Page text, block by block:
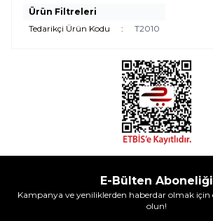
Ürün Filtreleri
Tedarikçi Ürün Kodu
: T2010
E-Bülten Aboneliği
Kampanya ve yeniliklerden haberdar olmak
olun!